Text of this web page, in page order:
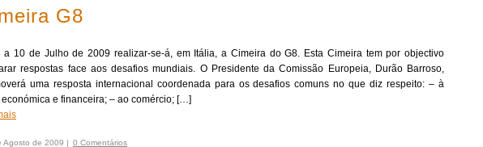
G8
a 10 de Julho de 2009 realizar-se-á, em Itália, a Cimeira do G8. Esta Cimeira tem por objectivo
respostas face aos desafios mundiais. O Presidente da Comissão Europeia, Durão Barroso,
uma resposta internacional coordenada para os desafios comuns no que diz respeito: – à
económica e financeira; – ao comércio; […]
Agosto de 2009 | 0 Comentários